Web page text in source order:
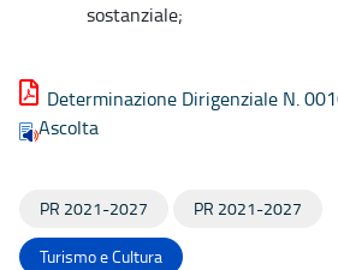
sostanziale;
Determinazione Dirigenziale N.
Ascolta
PR 2021-2027 PR 2021-2027
Turismo e Cultura